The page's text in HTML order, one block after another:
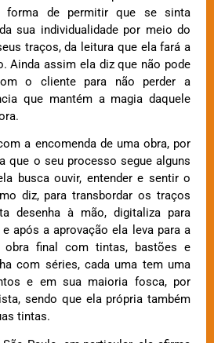
forma de permitir que se sinta
sua individualidade por meio do
traços, da leitura que ela fará a
Ainda assim ela diz que não pode
o cliente para não perder a
que mantém a magia daquele
a encomenda de uma obra, por
que o seu processo segue alguns
busca ouvir, entender e sentir o
diz, para transbordar os traços
desenha à mão, digitaliza para
após a aprovação ela leva para a
obra final com tintas, bastões e
com séries, cada uma tem uma
e em sua maioria fosca, por
sendo que ela própria também
tintas.